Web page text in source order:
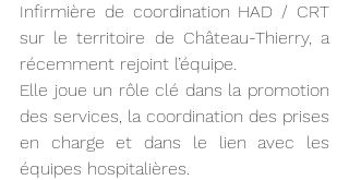
Infirmière de coordination HAD / CRT
sur le territoire de Château-Thierry, a
récemment rejoint l’équipe.
Elle joue un rôle clé dans la promotion
des services, la coordination des prises
en charge et dans le lien avec les
équipes hospitalières.